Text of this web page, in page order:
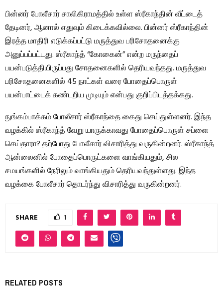
பின்னர் போலீசார் சாலிகிராமத்தில் உள்ள ஸ்ரீகாந்தின் வீட்டைத்
தேடினர், ஆனால் எதுவும் கிடைக்கவில்லை. பின்னர் ஸ்ரீகாந்தின்
இரத்த மாதிரி எடுக்கப்பட்டு மருத்துவ பரிசோதனைக்கு
அனுப்பப்பட்டது. ஸ்ரீகாந்த் “கோகைன்” என்ற மருந்தைப்
பயன்படுத்தியிருப்பது சோதனைகளில் தெரியவந்தது. மருத்துவ
பரிசோதனைகளில் 45 நாட்கள் வரை போதைப்பொருள்
பயன்பாட்டைக் கண்டறிய முடியும் என்பது குறிப்பிடத்தக்கது.
நுங்கம்பாக்கம் போலீசார் ஸ்ரீகாந்தை கைது செய்துள்ளனர். இந்த
வழக்கில் ஸ்ரீகாந்த் வேறு யாருக்காவது போதைப்பொருள் சப்ளை
செய்தாரா? தற்போது போலீசார் விசாரித்து வருகின்றனர். ஸ்ரீகாந்த்
ஆன்லைனில் போதைப்பொருட்களை வாங்கியதும், சில
சமயங்களில் நேரிலும் வாங்கியதும் தெரியவந்துள்ளது. இந்த
வழக்கை போலீசார் தொடர்ந்து விசாரித்து வருகின்றனர்.
SHARE 1
RELATED POSTS